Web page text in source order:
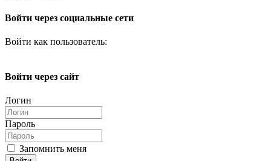
Войти через социальные сети
Войти как пользователь:
Войти через сайт
Логин
Пароль
Запомнить меня